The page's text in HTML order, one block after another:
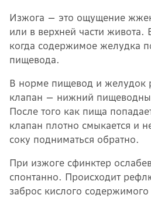
Изжога — это ощущение
или в верхней части живота.
когда содержимое желудка
пищевода.
В норме пищевод и желудок
клапан — нижний
После того как пища
клапан плотно смыкается и
соку подниматься обратно.
При изжоге сфинктер
спонтанно. Происходит
заброс кислого